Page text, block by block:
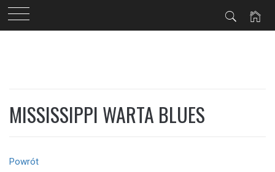
MISSISSIPPI WARTA BLUES
Powrót